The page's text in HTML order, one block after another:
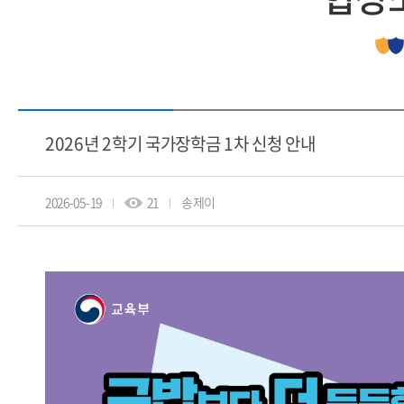
2026년 2학기 국가장학금 1차 신청 안내
2026-05-19 21 송제이